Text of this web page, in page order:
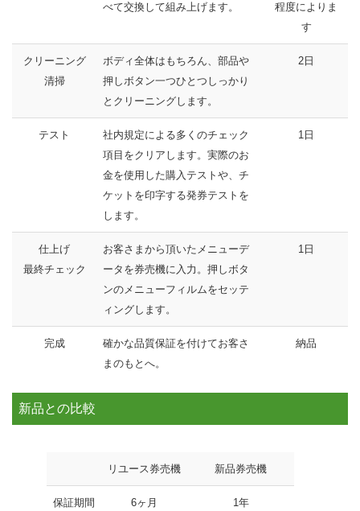
べて交換して組み上げます。
程度によりま
す
クリーニング
清掃
ボディ全体はもちろん、部品や
押しボタン一つひとつしっかり
とクリーニングします。
2日
テスト
社内規定による多くのチェック
項目をクリアします。実際のお
金を使用した購入テストや、チ
ケットを印字する発券テストを
します。
1日
仕上げ
最終チェック
お客さまから頂いたメニューデ
ータを券売機に入力。押しボタ
ンのメニューフィルムをセッテ
ィングします。
1日
完成
確かな品質保証を付けてお客さ
まのもとへ。
納品
新品との比較
リユース券売機 新品券売機
保証期間 6ヶ月 1年